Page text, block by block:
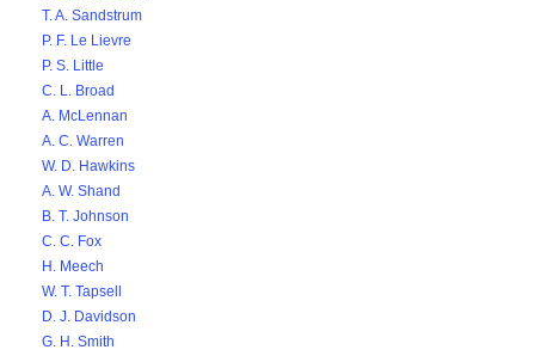
T. A. Sandstrum
P. F. Le Lievre
P. S. Little
C. L. Broad
A. McLennan
A. C. Warren
W. D. Hawkins
A. W. Shand
B. T. Johnson
C. C. Fox
H. Meech
W. T. Tapsell
D. J. Davidson
G. H. Smith